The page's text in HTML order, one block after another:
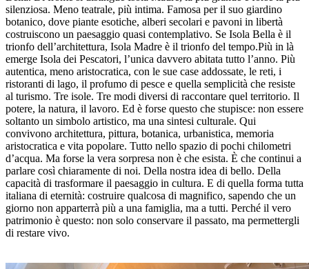
silenziosa. Meno teatrale, più intima. Famosa per il suo giardino
botanico, dove piante esotiche, alberi secolari e pavoni in libertà
costruiscono un paesaggio quasi contemplativo. Se Isola Bella è il
trionfo dell’architettura, Isola Madre è il trionfo del tempo.Più in là
emerge Isola dei Pescatori, l’unica davvero abitata tutto l’anno. Più
autentica, meno aristocratica, con le sue case addossate, le reti, i
ristoranti di lago, il profumo di pesce e quella semplicità che resiste
al turismo. Tre isole. Tre modi diversi di raccontare quel territorio. Il
potere, la natura, il lavoro. Ed è forse questo che stupisce: non essere
soltanto un simbolo artistico, ma una sintesi culturale. Qui
convivono architettura, pittura, botanica, urbanistica, memoria
aristocratica e vita popolare. Tutto nello spazio di pochi chilometri
d’acqua. Ma forse la vera sorpresa non è che esista. È che continui a
parlare così chiaramente di noi. Della nostra idea di bello. Della
capacità di trasformare il paesaggio in cultura. E di quella forma tutta
italiana di eternità: costruire qualcosa di magnifico, sapendo che un
giorno non apparterrà più a una famiglia, ma a tutti. Perché il vero
patrimonio è questo: non solo conservare il passato, ma permettergli
di restare vivo.